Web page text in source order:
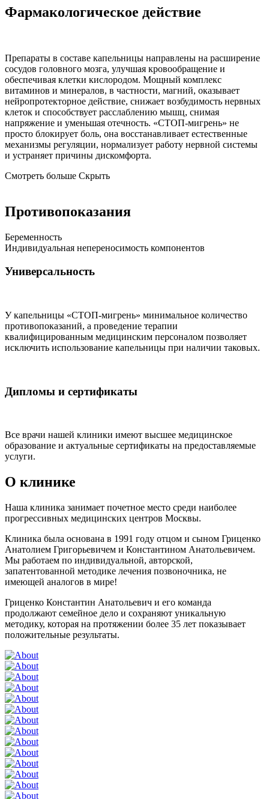
Фармакологическое действие
Препараты в составе капельницы направлены на расширение
сосудов головного мозга, улучшая кровообращение и
обеспечивая клетки кислородом. Мощный комплекс
витаминов и минералов, в частности, магний, оказывает
нейропротекторное действие, снижает возбудимость нервных
клеток и способствует расслаблению мышц, снимая
напряжение и уменьшая отечность. «СТОП-мигрень» не
просто блокирует боль, она восстанавливает естественные
механизмы регуляции, нормализует работу нервной системы
и устраняет причины дискомфорта.
Смотреть больше Скрыть
Противопоказания
Беременность
Индивидуальная непереносимость компонентов
Универсальность
У капельницы «СТОП-мигрень» минимальное количество
противопоказаний, а проведение терапии
квалифицированным медицинским персоналом позволяет
исключить использование капельницы при наличии таковых.
Дипломы и сертификаты
Все врачи нашей клиники имеют высшее медицинское
образование и актуальные сертификаты на предоставляемые
услуги.
О клинике
Наша клиника занимает почетное место среди наиболее
прогрессивных медицинских центров Москвы.
Клиника была основана в 1991 году отцом и сыном Гриценко
Анатолием Григорьевичем и Константином Анатольевичем.
Мы работаем по индивидуальной, авторской,
запатентованной методике лечения позвоночника, не
имеющей аналогов в мире!
Гриценко Константин Анатольевич и его команда
продолжают семейное дело и сохраняют уникальную
методику, которая на протяжении более 35 лет показывает
положительные результаты.